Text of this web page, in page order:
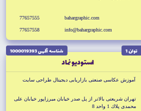
bahargraphic.com
info@bahargraphic.com
77657555
77657558
توان 1 شناسه آگهى 1000019393
استوديو نماد
آموزش عكاسى صنعتى بازاريابى ديجيتال طراحى سايت
تهران شريعتى بالاتر از پل صدر خيابان ميرزاپور خيابان على
محمدى پلاك 1 واحد 8